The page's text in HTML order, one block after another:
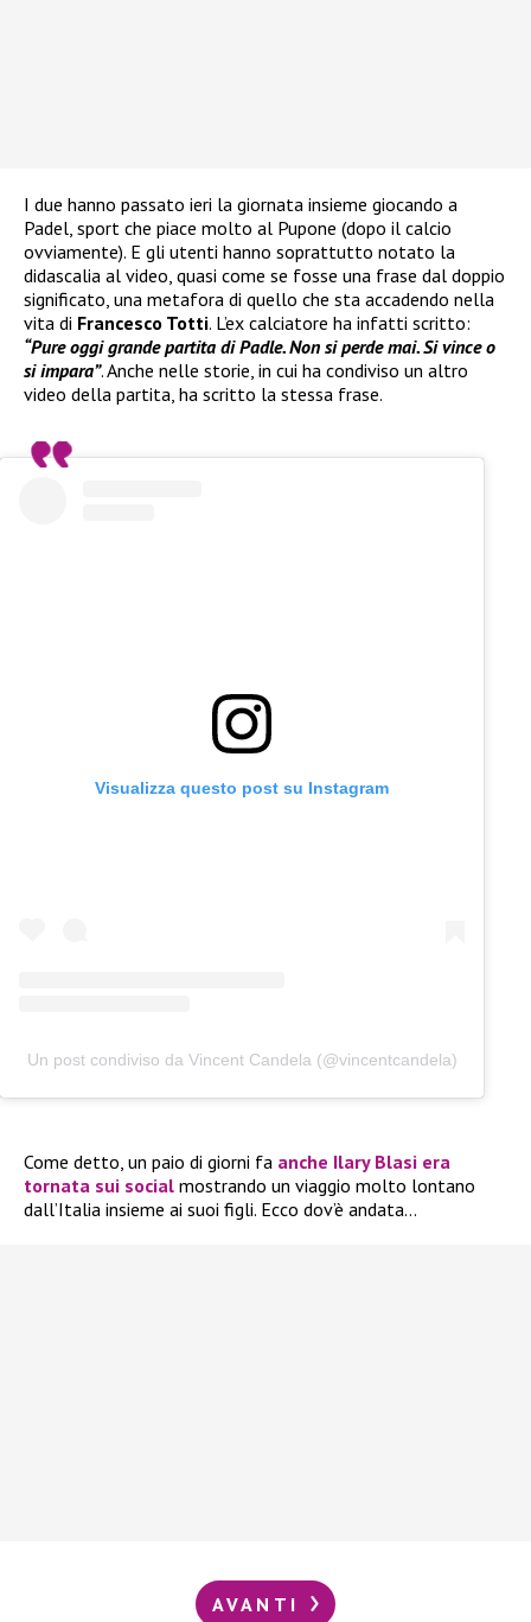
I due hanno passato ieri la giornata insieme giocando a
Padel, sport che piace molto al Pupone (dopo il calcio
ovviamente). E gli utenti hanno soprattutto notato la
didascalia al video, quasi come se fosse una frase dal doppio
significato, una metafora di quello che sta accadendo nella
vita di Francesco Totti. L’ex calciatore ha infatti scritto:
“Pure oggi grande partita di Padle. Non si perde mai. Si vince o
si impara”. Anche nelle storie, in cui ha condiviso un altro
video della partita, ha scritto la stessa frase.
Visualizza questo post su Instagram
Un post condiviso da Vincent Candela (@vincentcandela)
Come detto, un paio di giorni fa anche Ilary Blasi era
tornata sui social mostrando un viaggio molto lontano
dall’Italia insieme ai suoi figli. Ecco dov’è andata…
AVANTI